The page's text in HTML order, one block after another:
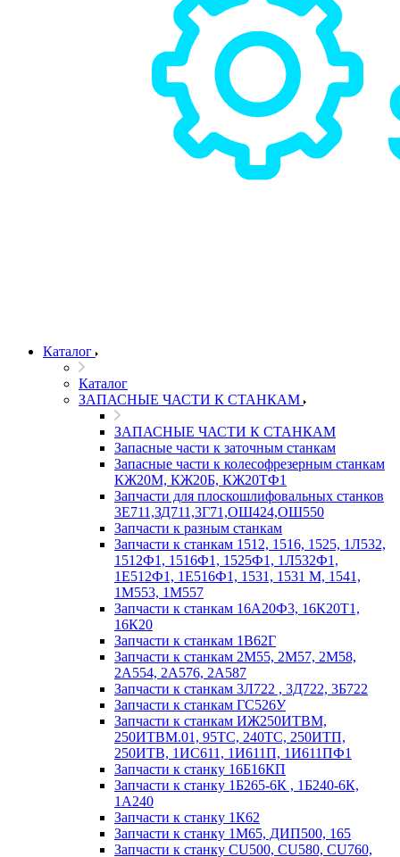
Каталог
Каталог
ЗАПАСНЫЕ ЧАСТИ К СТАНКАМ
ЗАПАСНЫЕ ЧАСТИ К СТАНКАМ
Запасные части к заточным станкам
Запасные части к колесофрезерным станкам
КЖ20М, КЖ20Б, КЖ20ТФ1
Запчасти для плоскошлифовальных станков
3Е711,ЗД711,3Г71,ОШ424,ОШ550
Запчасти к разным станкам
Запчасти к станкам 1512, 1516, 1525, 1Л532,
1512Ф1, 1516Ф1, 1525Ф1, 1Л532Ф1,
1Е512Ф1, 1Е516Ф1, 1531, 1531 М, 1541,
1М553, 1М557
Запчасти к станкам 16А20Ф3, 16К20Т1,
16К20
Запчасти к станкам 1В62Г
Запчасти к станкам 2М55, 2М57, 2М58,
2А554, 2А576, 2А587
Запчасти к станкам 3Л722 , 3Д722, 3Б722
Запчасти к станкам ГС526У
Запчасти к станкам ИЖ250ИТВМ,
250ИТВМ.01, 95ТС, 240ТС, 250ИТП,
250ИТВ, 1ИС611, 1И611П, 1И611ПФ1
Запчасти к станку 16Б16КП
Запчасти к станку 1Б265-6К , 1Б240-6К,
1А240
Запчасти к станку 1К62
Запчасти к станку 1М65, ДИП500, 165
Запчасти к станку CU500, CU580, CU760,